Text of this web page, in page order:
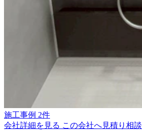
施工事例 2件
会社詳細を見る この会社へ見積り相談